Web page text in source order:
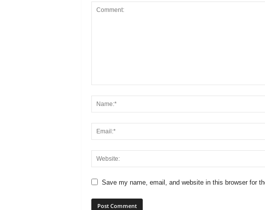
Save my name, email, and website in this browser for